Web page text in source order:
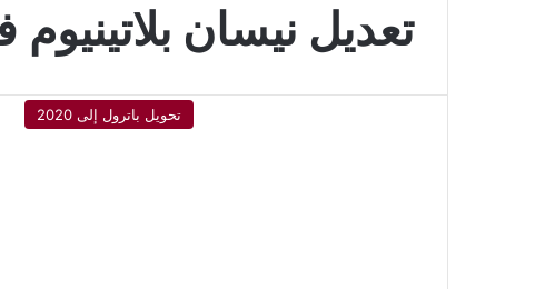
تعديل نيسان
تحويل باترول إلى 2020